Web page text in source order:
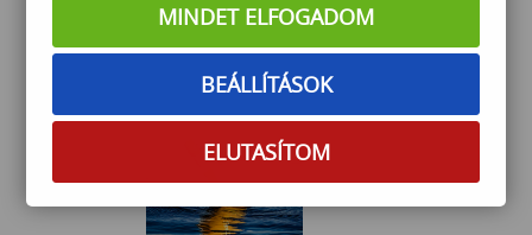
Érdeklődjön
MINDET ELFOGADOM
BEÁLLÍTÁSOK
ELUTASÍTOM